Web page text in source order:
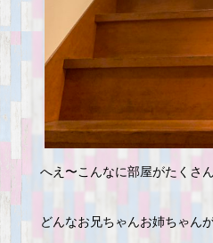
へえ〜こんなに部屋がたくさ
どんなお兄ちゃんお姉ちゃん